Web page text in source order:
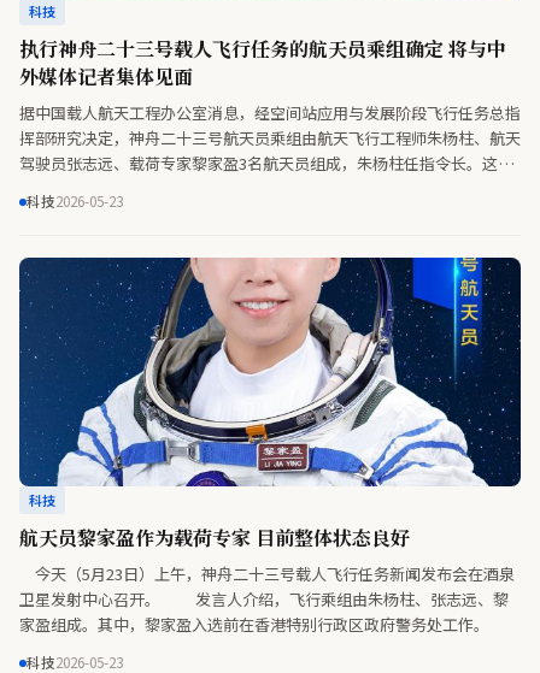
科技
执行神舟二十三号载人飞行任务的航天员乘组确定 将与中
外媒体记者集体见面
据中国载人航天工程办公室消息，经空间站应用与发展阶段飞行任务总指
挥部研究决定，神舟二十三号航天员乘组由航天飞行工程师朱杨柱、航天
驾驶员张志远、载荷专家黎家盈3名航天员组成，朱杨柱任指令长。这是
行一年期飞行任务。“天宫”将迎来首位来自香港的航天员。
科技2026-05-23
科技
航天员黎家盈作为载荷专家 目前整体状态良好
今天（5月23日）上午，神舟二十三号载人飞行任务新闻发布会在酒泉
卫星发射中心召开。 发言人介绍，飞行乘组由朱杨柱、张志远、黎
家盈组成。其中，黎家盈入选前在香港特别行政区政府警务处工作。
科技2026-05-23